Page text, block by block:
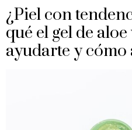
¿Piel con
qué el gel de
ayudarte y